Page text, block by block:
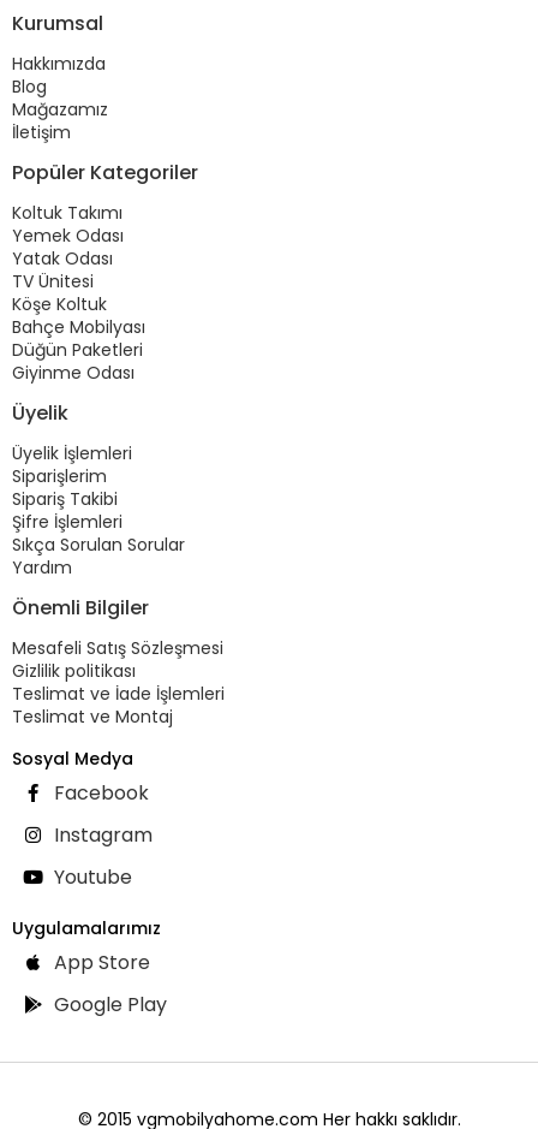
Kurumsal
Hakkımızda
Blog
Mağazamız
İletişim
Popüler Kategoriler
Koltuk Takımı
Yemek Odası
Yatak Odası
TV Ünitesi
Köşe Koltuk
Bahçe Mobilyası
Düğün Paketleri
Giyinme Odası
Üyelik
Üyelik İşlemleri
Siparişlerim
Sipariş Takibi
Şifre İşlemleri
Sıkça Sorulan Sorular
Yardım
Önemli Bilgiler
Mesafeli Satış Sözleşmesi
Gizlilik politikası
Teslimat ve İade İşlemleri
Teslimat ve Montaj
Sosyal Medya
Facebook
Instagram
Youtube
Uygulamalarımız
App Store
Google Play
© 2015 vgmobilyahome.com Her hakkı saklıdır.